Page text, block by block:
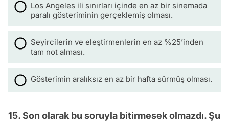
Los Angeles ili sınırları içinde en az bir sinemada
paralı gösteriminin gerçeklemiş olması.
Seyircilerin ve eleştirmenlerin en az %25’inden
tam not alması.
Gösterimin aralıksız en az bir hafta sürmüş olması.
15. Son olarak bu soruyla bitirmesek olmazdı. Şu